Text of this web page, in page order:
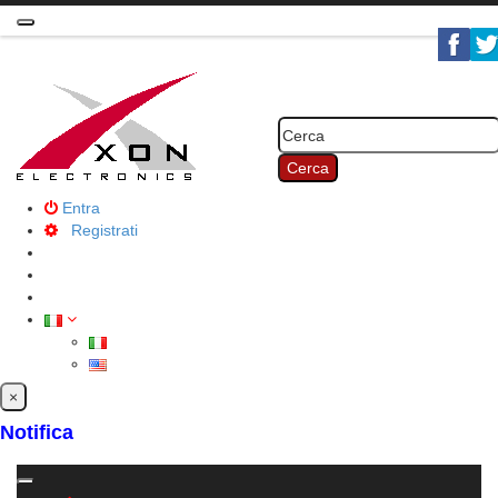
Toggle
Cerca
Entra
Registrati
×
Notifica